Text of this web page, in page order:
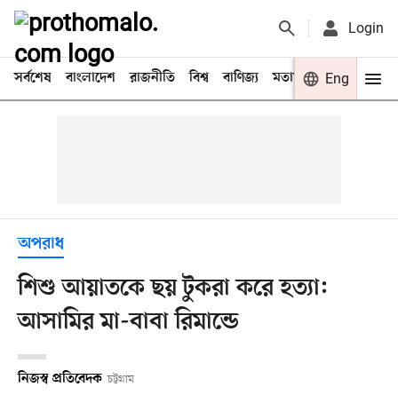
Login
সর্বশেষ বাংলাদেশ রাজনীতি বিশ্ব বাণিজ্য মতামত খেলা
Eng
অপরাধ
শিশু আয়াতকে ছয় টুকরা করে হত্যা:
আসামির মা-বাবা রিমান্ডে
নিজস্ব প্রতিবেদক চট্টগ্রাম